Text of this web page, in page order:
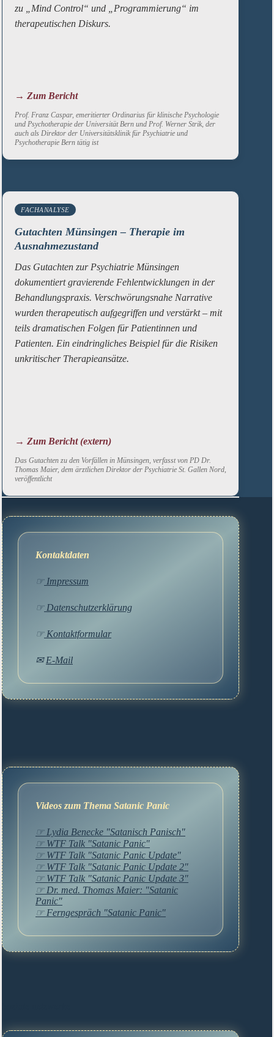
zu „Mind Control“ und „Programmierung“ im
therapeutischen Diskurs.
→ Zum Bericht
Prof. Franz Caspar, emeritierter Ordinarius für klinische Psychologie
und Psychotherapie der Universität Bern und Prof. Werner Strik, der
auch als Direktor der Universitätsklinik für Psychiatrie und
Psychotherapie Bern tätig ist
FACHANALYSE
Gutachten Münsingen – Therapie im
Ausnahmezustand
Das Gutachten zur Psychiatrie Münsingen
dokumentiert gravierende Fehlentwicklungen in der
Behandlungspraxis. Verschwörungsnahe Narrative
wurden therapeutisch aufgegriffen und verstärkt – mit
teils dramatischen Folgen für Patientinnen und
Patienten. Ein eindringliches Beispiel für die Risiken
unkritischer Therapieansätze.
→ Zum Bericht (extern)
Das Gutachten zu den Vorfällen in Münsingen, verfasst von PD Dr.
Thomas Maier, dem ärztlichen Direktor der Psychiatrie St. Gallen Nord,
veröffentlicht
Kontaktdaten
☞Impressum
☞Datenschutzerklärung
☞Kontaktformular
✉E-Mail
Videos zum Thema Satanic Panic
☞ Lydia Benecke "Satanisch Panisch"
☞ WTF Talk "Satanic Panic"
☞ WTF Talk "Satanic Panic Update"
☞ WTF Talk "Satanic Panic Update 2"
☞ WTF Talk "Satanic Panic Update 3"
☞ Dr. med. Thomas Maier: "Satanic
Panic"
☞ Ferngespräch "Satanic Panic"